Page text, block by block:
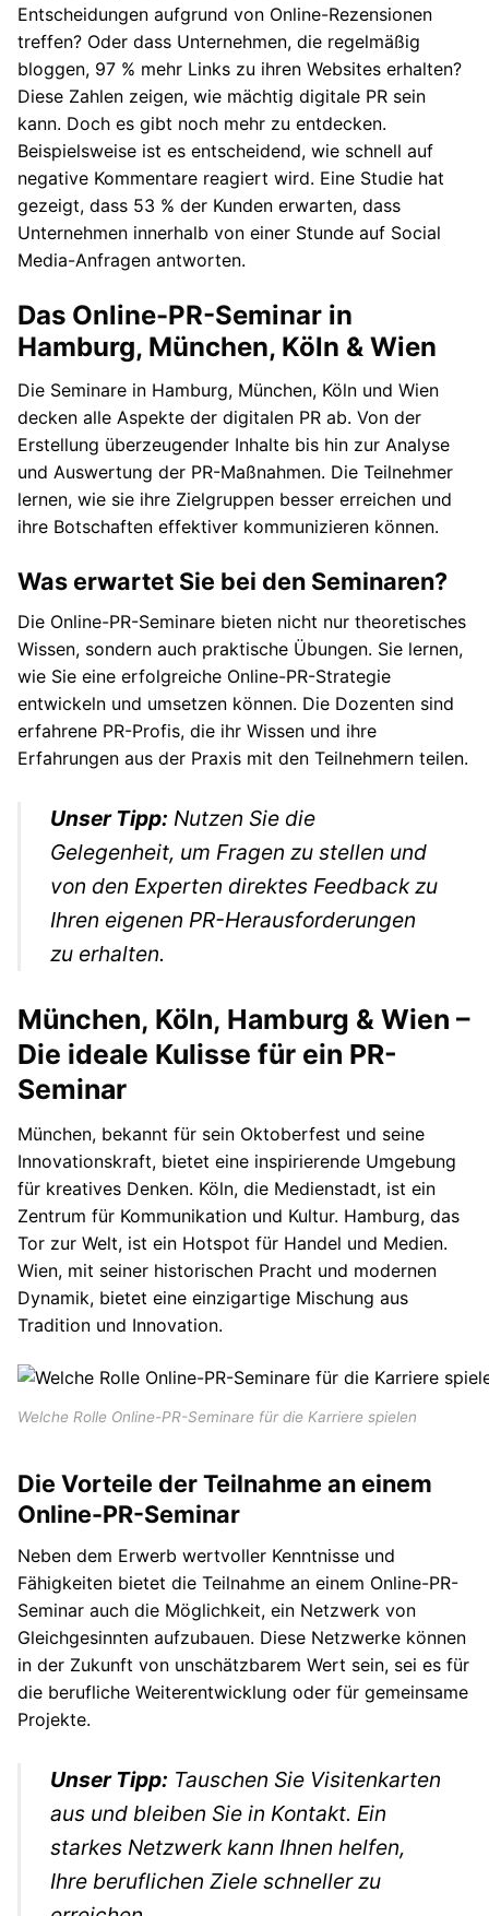
Entscheidungen aufgrund von Online-Rezensionen
treffen? Oder dass Unternehmen, die regelmäßig
bloggen, 97 % mehr Links zu ihren Websites erhalten?
Diese Zahlen zeigen, wie mächtig digitale PR sein
kann. Doch es gibt noch mehr zu entdecken.
Beispielsweise ist es entscheidend, wie schnell auf
negative Kommentare reagiert wird. Eine Studie hat
gezeigt, dass 53 % der Kunden erwarten, dass
Unternehmen innerhalb von einer Stunde auf Social
Media-Anfragen antworten.
Das Online-PR-Seminar in
Hamburg, München, Köln & Wien
Die Seminare in Hamburg, München, Köln und Wien
decken alle Aspekte der digitalen PR ab. Von der
Erstellung überzeugender Inhalte bis hin zur Analyse
und Auswertung der PR-Maßnahmen. Die Teilnehmer
lernen, wie sie ihre Zielgruppen besser erreichen und
ihre Botschaften effektiver kommunizieren können.
Was erwartet Sie bei den Seminaren?
Die Online-PR-Seminare bieten nicht nur theoretisches
Wissen, sondern auch praktische Übungen. Sie lernen,
wie Sie eine erfolgreiche Online-PR-Strategie
entwickeln und umsetzen können. Die Dozenten sind
erfahrene PR-Profis, die ihr Wissen und ihre
Erfahrungen aus der Praxis mit den Teilnehmern teilen.
Unser Tipp: Nutzen Sie die
Gelegenheit, um Fragen zu stellen und
von den Experten direktes Feedback zu
Ihren eigenen PR-Herausforderungen
zu erhalten.
München, Köln, Hamburg & Wien –
Die ideale Kulisse für ein PR-
Seminar
München, bekannt für sein Oktoberfest und seine
Innovationskraft, bietet eine inspirierende Umgebung
für kreatives Denken. Köln, die Medienstadt, ist ein
Zentrum für Kommunikation und Kultur. Hamburg, das
Tor zur Welt, ist ein Hotspot für Handel und Medien.
Wien, mit seiner historischen Pracht und modernen
Dynamik, bietet eine einzigartige Mischung aus
Tradition und Innovation.
Welche Rolle Online-PR-Seminare für die Karriere spielen
Die Vorteile der Teilnahme an einem
Online-PR-Seminar
Neben dem Erwerb wertvoller Kenntnisse und
Fähigkeiten bietet die Teilnahme an einem Online-PR-
Seminar auch die Möglichkeit, ein Netzwerk von
Gleichgesinnten aufzubauen. Diese Netzwerke können
in der Zukunft von unschätzbarem Wert sein, sei es für
die berufliche Weiterentwicklung oder für gemeinsame
Projekte.
Unser Tipp: Tauschen Sie Visitenkarten
aus und bleiben Sie in Kontakt. Ein
starkes Netzwerk kann Ihnen helfen,
Ihre beruflichen Ziele schneller zu